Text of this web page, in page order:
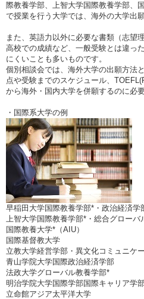
際教養学部、上智大学国際教養学部、
で授業を行う大学では、海外の大学出
また、英語力以外に必要な書類（志望
高校での成績など、一般受験とは違っ
にくいことも多いものです。
個別相談会では、海外大学の出願方法
点や受験までのスケジュール、
から海外・国内大学を併願するのに必
・国際系大学の例
早稲田大学国際教養学部*・政治経済学
上智大学国際教養学部*・総合グローバ
国際教養大学*（AIU）
国際基督教大学
立教大学経営学部・異文化コミュニケ
青山学院大学国際政治経済学部
法政大学グローバル教養学部*
明治学院大学国際学部国際キャリア学
立命館アジア太平洋大学